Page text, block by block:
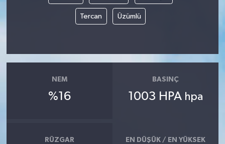
Tercan Üzümlü
NEM
%16
BASINÇ
1003 HPA hpa
RÜZGAR EN DÜŞÜK / EN YÜKSEK